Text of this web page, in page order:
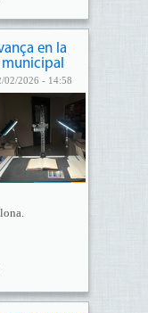
en la
02/2026 - 14:58